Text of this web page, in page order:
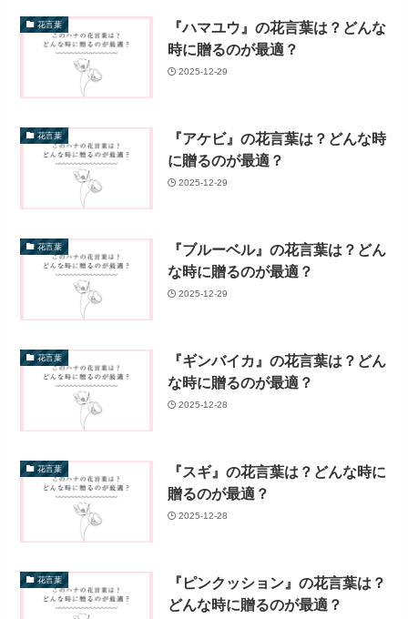
花言葉
『ハマユウ』の花言葉は？どんな
時に贈るのが最適？
2025-12-29
花言葉
『アケビ』の花言葉は？どんな時
に贈るのが最適？
2025-12-29
花言葉
『ブルーベル』の花言葉は？どん
な時に贈るのが最適？
2025-12-29
花言葉
『ギンバイカ』の花言葉は？どん
な時に贈るのが最適？
2025-12-28
花言葉
『スギ』の花言葉は？どんな時に
贈るのが最適？
2025-12-28
花言葉
『ピンクッション』の花言葉は？
どんな時に贈るのが最適？